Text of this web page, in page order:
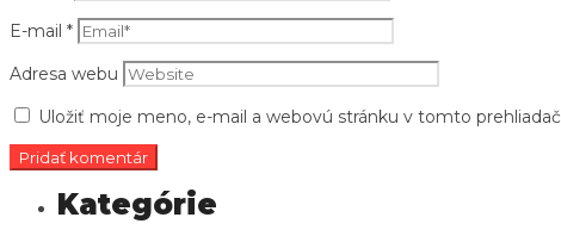
E-mail *
Adresa webu
Uložiť moje meno, e-mail a webovú stránku v tomto